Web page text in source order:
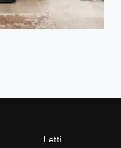
Letti